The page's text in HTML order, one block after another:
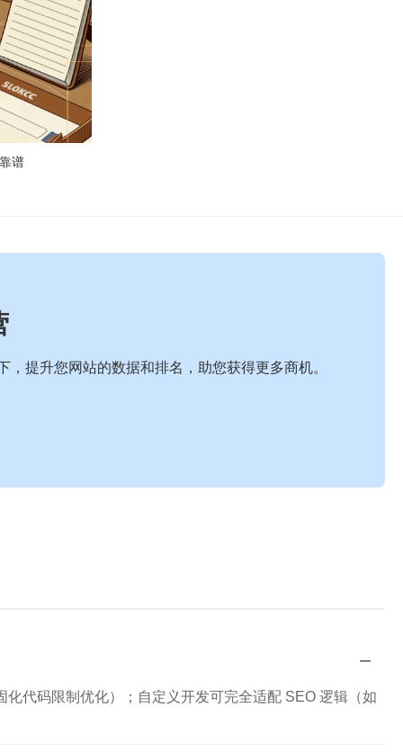
谱
，提升您网站的数据和排名，助您获得更多商机。
−
代码限制优化）；自定义开发可完全适配 SEO 逻辑（如